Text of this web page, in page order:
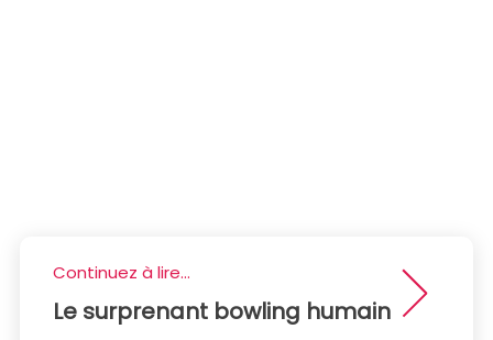
Continuez à lire...
Le surprenant bowling humain